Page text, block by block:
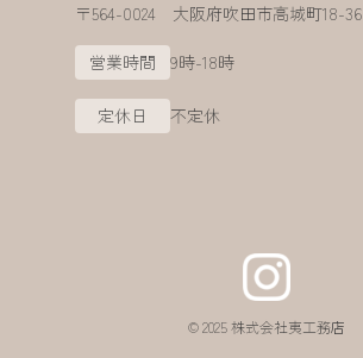
〒564-0024 大阪府吹田市高城町18-36
営業時間 9時-18時
定休日 不定休
© 2025 株式会社夷工務店